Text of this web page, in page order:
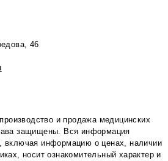
46
и продажа медицинских
защищены. Вся информация
включая информацию о ценах, наличии
носит ознакомительный характер и